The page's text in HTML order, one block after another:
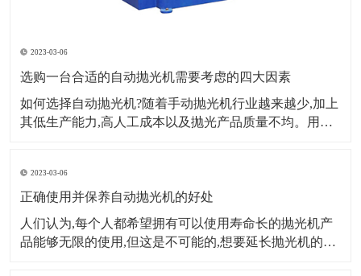
2023-03-06
选购一台合适的自动抛光机需要考虑的四大因素
如何选择自动抛光机?随着手动抛光机行业越来越少,加上
其低生产能力,高人工成本以及抛光产品质量不均。用自
第一个因素：生产规模、产量大小来源的稳定性。数量
大,来源稳定,
2023-03-06
正确使用并保养自动抛光机的好处
人们认为,每个人都希望拥有可以使用寿命长的抛光机产
品能够无限的使用,但这是不可能的,想要延长抛光机的使